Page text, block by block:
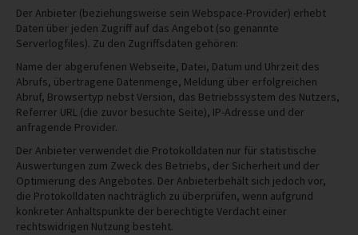
Der Anbieter (beziehungsweise sein Webspace-Provider) erhebt
Daten über jeden Zugriff auf das Angebot (so genannte
Serverlogfiles). Zu den Zugriffsdaten gehören:
Name der abgerufenen Webseite, Datei, Datum und Uhrzeit des
Abrufs, übertragene Datenmenge, Meldung über erfolgreichen
Abruf, Browsertyp nebst Version, das Betriebssystem des Nutzers,
Referrer URL (die zuvor besuchte Seite), IP-Adresse und der
anfragende Provider.
Der Anbieter verwendet die Protokolldaten nur für statistische
Auswertungen zum Zweck des Betriebs, der Sicherheit und der
Optimierung des Angebotes. Der Anbieterbehält sich jedoch vor,
die Protokolldaten nachträglich zu überprüfen, wenn aufgrund
konkreter Anhaltspunkte der berechtigte Verdacht einer
rechtswidrigen Nutzung besteht.